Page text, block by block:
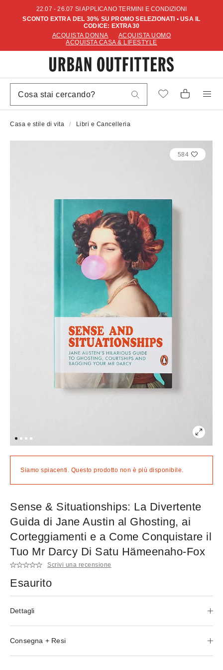
22.07 - 26.07 SI APPLICANO TERMINI E CONDIZIONI
SCONTO EXTRA DEL 30% SU PROMO SELEZIONATI • USA IL
CODICE: EXTRA30
ACQUISTA DONNA
ACQUISTA UOMO
ACQUISTA CASA & LIFESTYLE
Casa e stile di vita Libri e Cancelleria
584
Siamo spiacenti. Questo prodotto non è più disponibile.
Sense & Situationships: La Divertente
Guida di Jane Austin al Ghosting, ai
Corteggiamenti e a Come Conquistare il
Tuo Mr Darcy Di Satu Hämeenaho-Fox
Scrivi una recensione
Esaurito
Dettagli
Consegna + Resi